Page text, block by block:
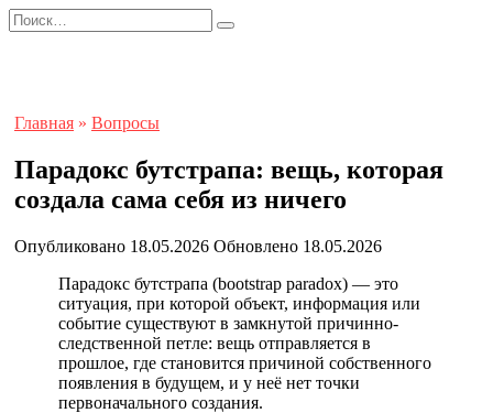
Перейти
к
Search
for:
Главная » Вопросы
Парадокс бутстрапа: вещь, которая
создала сама себя из ничего
Опубликовано 18.05.2026 Обновлено 18.05.2026
Парадокс бутстрапа (bootstrap paradox) — это
ситуация, при которой объект, информация или
событие существуют в замкнутой причинно-
следственной петле: вещь отправляется в
прошлое, где становится причиной собственного
появления в будущем, и у неё нет точки
первоначального создания.